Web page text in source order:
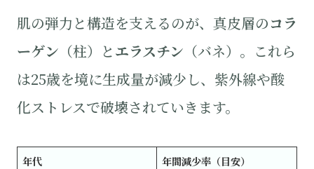
肌の弾力と構造を支えるのが、真皮層のコラ
ーゲン （柱）と エラスチン （バネ）。これら
は25歳を境に生成量が減少し、紫外線や酸
化ストレスで破壊されていきます。
年代
年間減少率（目安）